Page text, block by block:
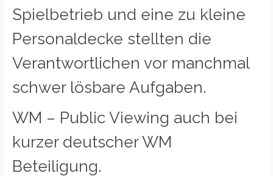
Spielbetrieb und eine zu kleine
Personaldecke stellten die
Verantwortlichen vor manchmal
schwer lösbare Aufgaben.
WM – Public Viewing auch bei
kurzer deutscher WM
Beteiligung.